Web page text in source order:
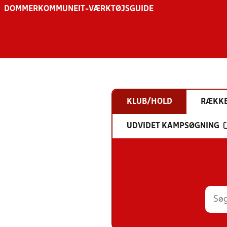
DOMMER KOMMUNE IT-VÆRKTØJSGUIDE
KLUB/HOLD
UDVIDET KAMPSØGNING